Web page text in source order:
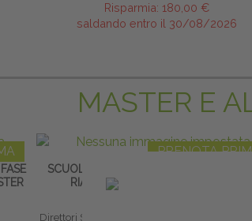
Risparmia: 180,00 €
saldando entro il 30/08/2026
MASTER E
PRENOTA
SCUOLA CLINICA DI ALTA FORMAZIONE
RIABILITAZIONE PELVI-PERINEALE
Direttori Scientifici: